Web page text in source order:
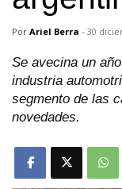
Por Ariel Berra - 30
Se avecina un
industria
segmento de las
novedades.